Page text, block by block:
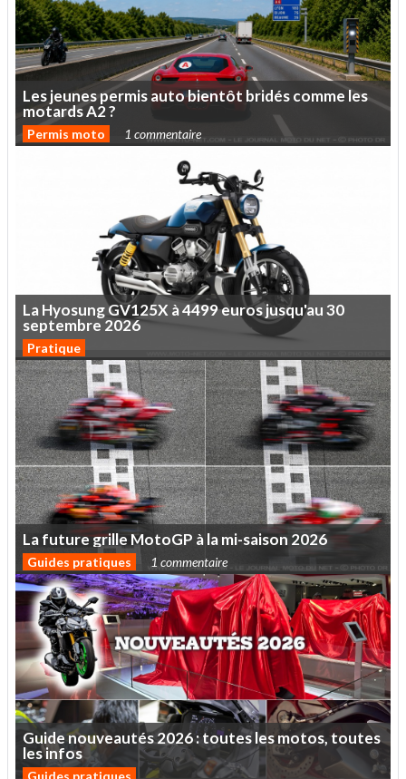
Lesjeunespermisautobientôt bridéscommeles
motardsA2?
Permis moto 1 commentaire
LaHyosungGV125X à4499eurosjusqu'au30
septembre 2026
Pratique
Lafuturegrille MotoGP àlami-saison 2026
Guides pratiques 1 commentaire
Guidenouveautés2026:touteslesmotos,toutes
lesinfos
Guides pratiques